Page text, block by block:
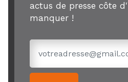
actus de presse côte
manquer !